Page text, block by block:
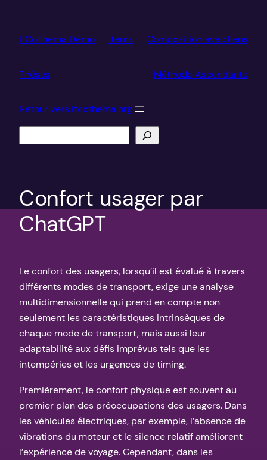
contenu
ItCoThema Démo items Composition avec liens
Thèses Méthode Ascendante
Retour vers itcothema.org
Confort usager par
ChatGPT
Le confort des usagers, lorsqu’il est évalué à travers
différents modes de transport, exige une analyse
multidimensionnelle qui prend en compte non
seulement les caractéristiques intrinsèques de
chaque mode de transport, mais aussi leur
adaptabilité aux défis imprévus tels que les
intempéries et les urgences de timing.
Premièrement, le confort physique est souvent au
premier plan des préoccupations des usagers. Dans
les véhicules électriques, par exemple, l’absence de
vibrations du moteur et le silence relatif améliorent
l’expérience de voyage. Cependant, dans les